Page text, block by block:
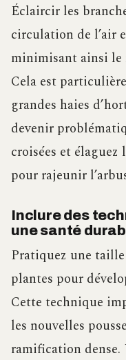
Éclaircir les
circulation de l’air
minimisant ainsi le
Cela est
grandes haies
devenir
croisées et
pour rajeunir
Inclure des
une santé
Pratiquez une
plantes pour
Cette technique
les nouvelles
ramification